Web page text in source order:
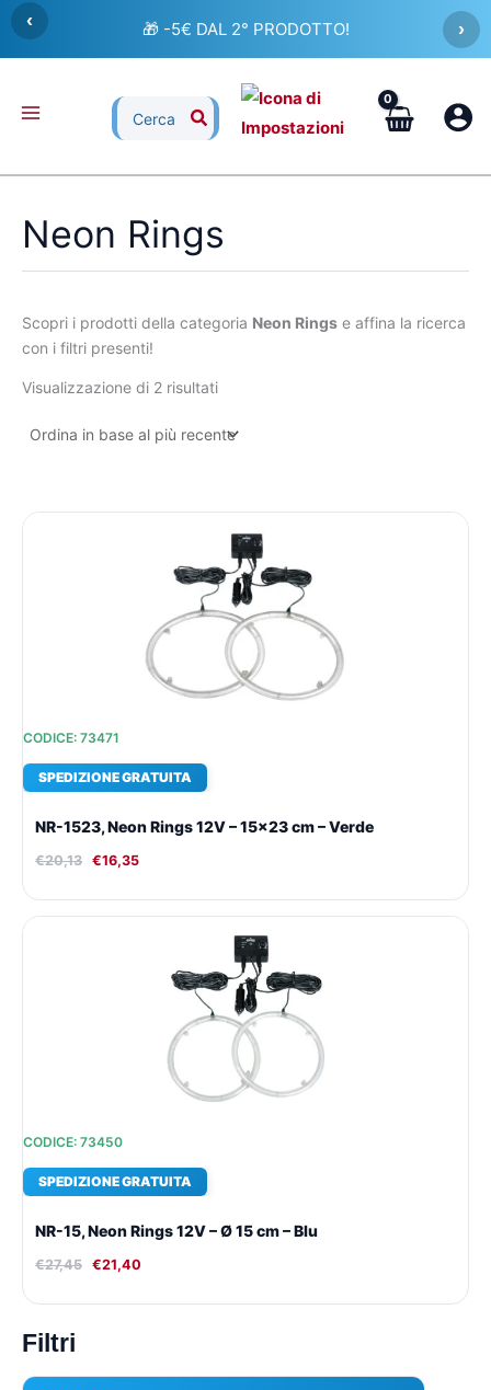
Vai
contenuto
‹ 🎁 -5€ DAL 2° PRODOTTO! ›
Ricerca
per:
Filtri
Neon Rings
Scopri i prodotti della categoria Neon Rings e affina la ricerca
con i filtri presenti!
Visualizzazione di 2 risultati
in
base
recente
CODICE: 73471
SPEDIZIONE GRATUITA
NR-1523, Neon Rings 12V – 15×23 cm – Verde
€20,13 €16,35
€16,35.
CODICE: 73450
SPEDIZIONE GRATUITA
NR-15, Neon Rings 12V – Ø 15 cm – Blu
€27,45 €21,40
€21,40.